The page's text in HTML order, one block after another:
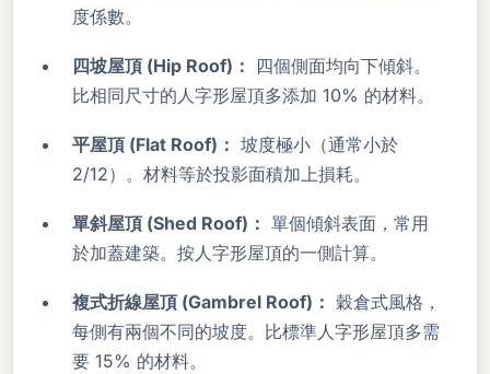
度係數。
四坡屋頂 (Hip Roof)：
四個側面均向下傾斜。
比相同尺寸的人字形屋頂多添加 10% 的材料。
平屋頂 (Flat Roof)： 坡度極小（通常小於
2/12）。材料等於投影面積加上損耗。
單斜屋頂 (Shed Roof)： 單個傾斜表面，常用
於加蓋建築。按人字形屋頂的一側計算。
複式折線屋頂 (Gambrel Roof)： 穀倉式風格，
每側有兩個不同的坡度。比標準人字形屋頂多需
要 15% 的材料。